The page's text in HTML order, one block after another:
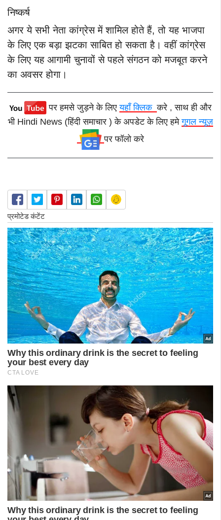
निष्कर्ष
अगर ये सभी नेता कांग्रेस में शामिल होते हैं, तो यह भाजपा
के लिए एक बड़ा झटका साबित हो सकता है। वहीं कांग्रेस
के लिए यह आगामी चुनावों से पहले संगठन को मजबूत करने
का अवसर होगा।
पर हमसे जुड़ने के लिएयहाँ क्लिककरे , साथ ही और
भी Hindi News (हिंदी समाचार ) के अपडेट के लिए हमेगूगल न्यूज़
पर फॉलो करे